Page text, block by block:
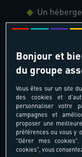
Un
Une
Bonjour et
du groupe
Vous êtes sur un site
des cookies et
personnaliser votre
campagnes et
proposer une
préférences ou vous y
"Gérer mes
cookies", vous